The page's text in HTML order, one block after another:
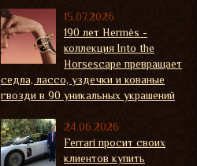
15.07.2026
190 лет Hermès -
коллекция Into the
Horsescape превращает
седла, лассо, уздечки и кованые
гвозди в 90 уникальных украшений
24.06.2026
Ferrari просит своих
клиентов купить